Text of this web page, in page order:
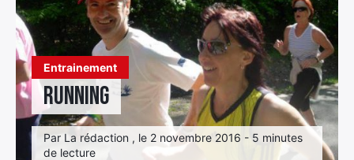
Entrainement
running
Par La rédaction , le 2 novembre 2016 - 5 minutes
de lecture